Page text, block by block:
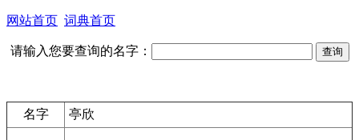
网站首页 词典首页
请输入您要查询的名字：
名字 亭欣